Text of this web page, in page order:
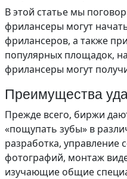
В этой статье мы
фрилансеры могут
фрилансеров, а также
популярных площадок,
фрилансеры могут
Преимущества
Прежде всего, биржи
«пощупать зубы» в
разработка, управление
фотографий, монтаж
изучающие общие